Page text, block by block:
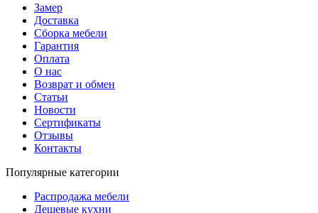
Замер
Доставка
Сборка мебели
Гарантия
Оплата
О нас
Возврат и обмен
Статьи
Новости
Сертификаты
Отзывы
Контакты
Популярные категории
Распродажа мебели
Дешевые кухни